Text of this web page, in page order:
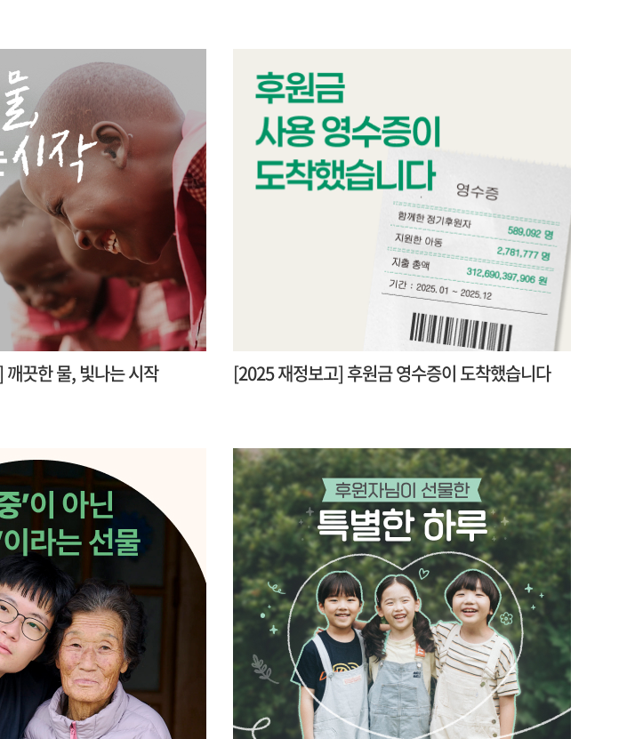
끗한 물, 빛나는 시작 [2025 재정보고] 후원금 영수증이 도착했습니다